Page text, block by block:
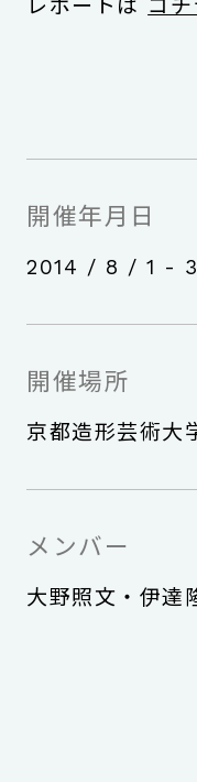
レポートは コチ
開催年月日
2014 / 8 / 1 - 3
開催場所
京都造形芸術大
メンバー
大野照文・伊達